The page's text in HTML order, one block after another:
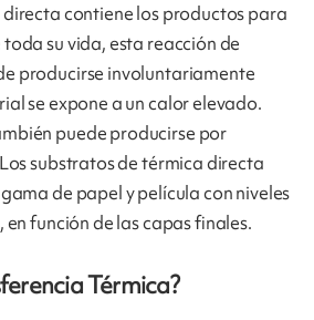
contiene los productos para
su vida, esta reacción de
producirse involuntariamente
se expone a un calor elevado.
puede producirse por
substratos de térmica directa
de papel y película con niveles
función de las capas finales.
Térmica?